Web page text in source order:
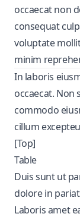
occaecat non
consequat
voluptate
minim
In laboris
occaecat. Non
commodo
cillum
[Top]
Table
Duis sunt ut
dolore in
Laboris amet